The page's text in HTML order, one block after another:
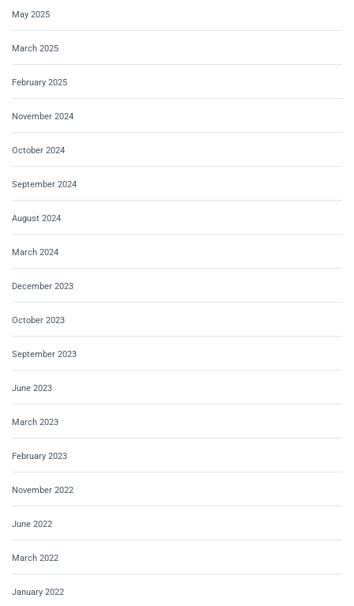
May 2025
March 2025
February 2025
November 2024
October 2024
September 2024
August 2024
March 2024
December 2023
October 2023
September 2023
June 2023
March 2023
February 2023
November 2022
June 2022
March 2022
January 2022